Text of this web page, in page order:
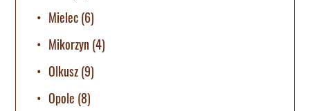
Mielec(6)
Mikorzyn (4)
Olkusz(9)
Opole (8)